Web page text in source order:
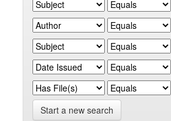
Start a new search